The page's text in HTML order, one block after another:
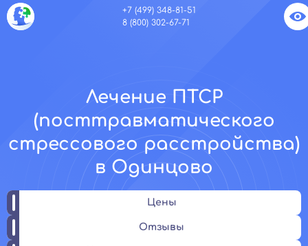
+7 (499) 348-81-51
8 (800) 302-67-71
Лечение ПТСР
(посттравматического
стрессового расстройства)
в Одинцово
Цены
Отзывы